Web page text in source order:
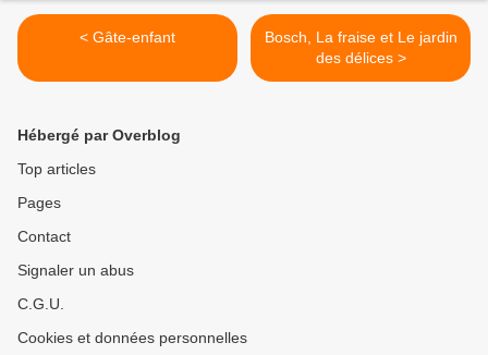
< Gâte-enfant
Bosch, La fraise et Le jardin
des délices >
Hébergé par Overblog
Top articles
Pages
Contact
Signaler un abus
C.G.U.
Cookies et données personnelles